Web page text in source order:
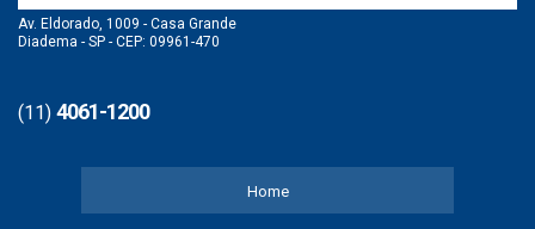
Av. Eldorado, 1009 - Casa Grande
Diadema - SP - CEP: 09961-470
(11) 4061-1200
Home